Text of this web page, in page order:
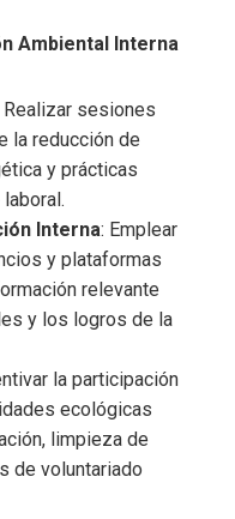
Ambiental Interna
Realizar sesiones
la reducción de
y prácticas
Interna: Emplear
y plataformas
relevante
y los logros de la
la participación
ecológicas
limpieza de
de voluntariado